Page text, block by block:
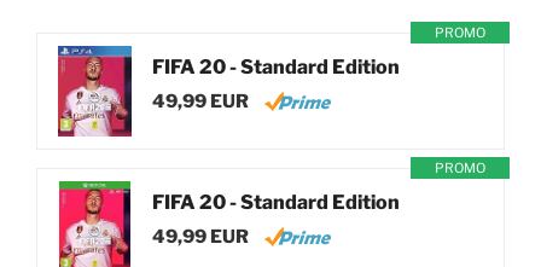
PROMO
FIFA 20 - Standard Edition
49,99 EUR
PROMO
FIFA 20 - Standard Edition
49,99 EUR